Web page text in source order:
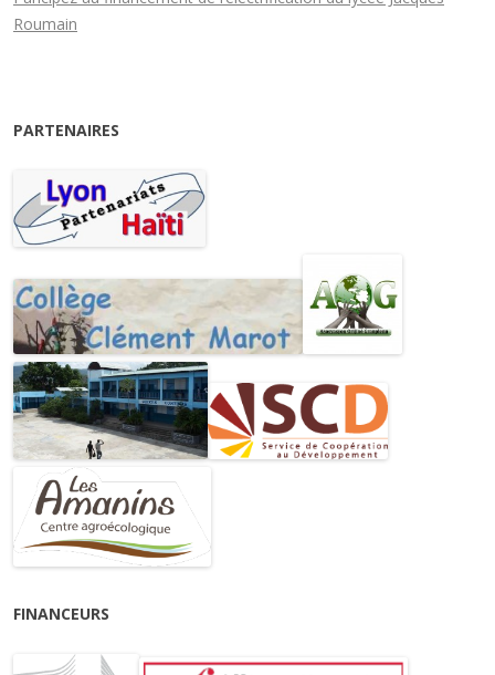
Roumain
PARTENAIRES
FINANCEURS